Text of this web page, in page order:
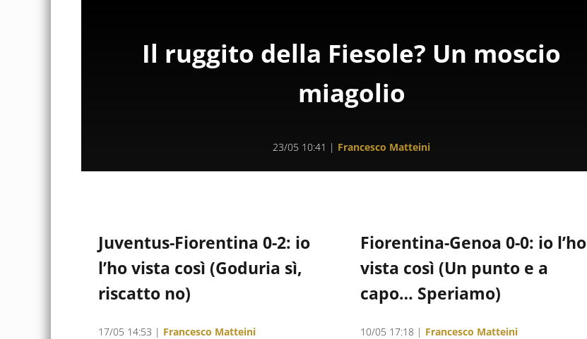
Il ruggito della Fiesole? Un moscio
miagolio
23/05 10:41 | Francesco Matteini
Juventus-Fiorentina 0-2: io
l’ho vista così (Goduria sì,
riscatto no)
17/05 14:53 | Francesco Matteini
Fiorentina-Genoa 0-0: io l’ho
vista così (Un punto e a
capo… Speriamo)
10/05 17:18 | Francesco Matteini